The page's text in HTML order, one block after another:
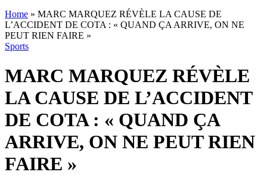
Home » MARC MARQUEZ RÉVÈLE LA CAUSE DE
L’ACCIDENT DE COTA : « QUAND ÇA ARRIVE, ON NE
PEUT RIEN FAIRE »
Sports
MARC MARQUEZ RÉVÈLE
LA CAUSE DE L’ACCIDENT
DE COTA : « QUAND ÇA
ARRIVE, ON NE PEUT RIEN
FAIRE »